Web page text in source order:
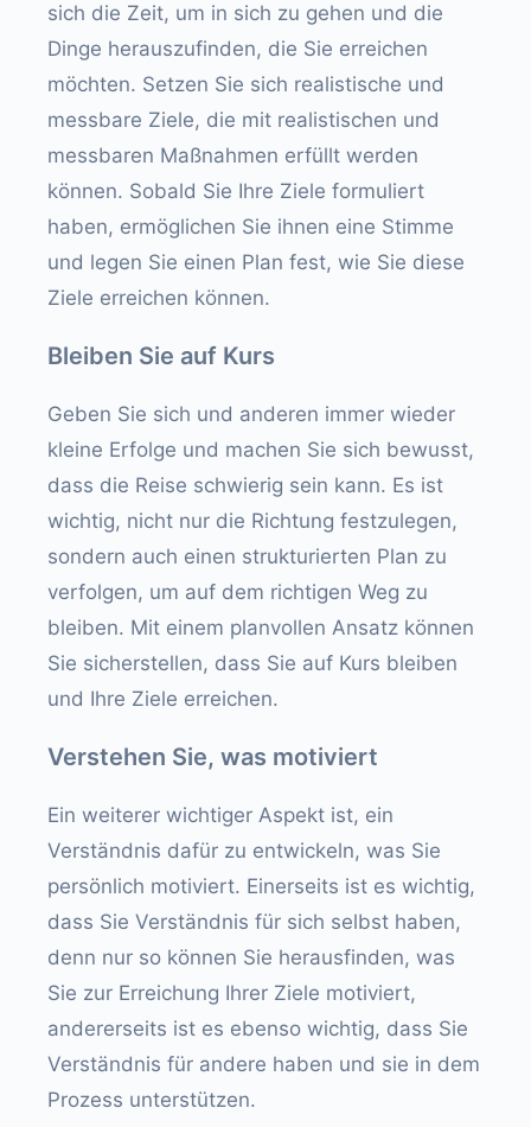
sich die Zeit, um in sich zu gehen und die
Dinge herauszufinden, die Sie erreichen
möchten. Setzen Sie sich realistische und
messbare Ziele, die mit realistischen und
messbaren Maßnahmen erfüllt werden
können. Sobald Sie Ihre Ziele formuliert
haben, ermöglichen Sie ihnen eine Stimme
und legen Sie einen Plan fest, wie Sie diese
Ziele erreichen können.
Bleiben Sie auf Kurs
Geben Sie sich und anderen immer wieder
kleine Erfolge und machen Sie sich bewusst,
dass die Reise schwierig sein kann. Es ist
wichtig, nicht nur die Richtung festzulegen,
sondern auch einen strukturierten Plan zu
verfolgen, um auf dem richtigen Weg zu
bleiben. Mit einem planvollen Ansatz können
Sie sicherstellen, dass Sie auf Kurs bleiben
und Ihre Ziele erreichen.
Verstehen Sie, was motiviert
Ein weiterer wichtiger Aspekt ist, ein
Verständnis dafür zu entwickeln, was Sie
persönlich motiviert. Einerseits ist es wichtig,
dass Sie Verständnis für sich selbst haben,
denn nur so können Sie herausfinden, was
Sie zur Erreichung Ihrer Ziele motiviert,
andererseits ist es ebenso wichtig, dass Sie
Verständnis für andere haben und sie in dem
Prozess unterstützen.